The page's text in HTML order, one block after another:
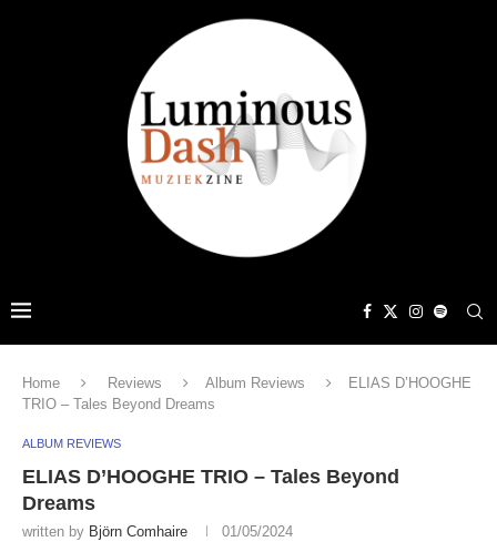
Home Reviews Album Reviews
ELIAS D’HOOGHE
TRIO – Tales Beyond Dreams
ALBUM REVIEWS
ELIAS D’HOOGHE TRIO – Tales Beyond
Dreams
written by Björn Comhaire 01/05/2024